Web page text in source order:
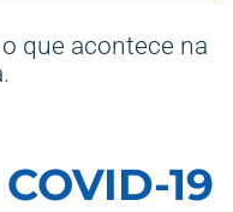
que acontece na
19